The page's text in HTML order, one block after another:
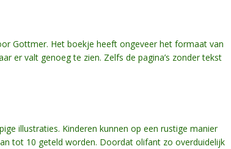
Gottmer. Het boekje heeft ongeveer het formaat van
er valt genoeg te zien. Zelfs de pagina’s zonder tekst
illustraties. Kinderen kunnen op een rustige manier
tot 10 geteld worden. Doordat olifant zo overduidelijk